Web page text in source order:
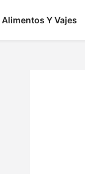
Alimentos Y Vajes